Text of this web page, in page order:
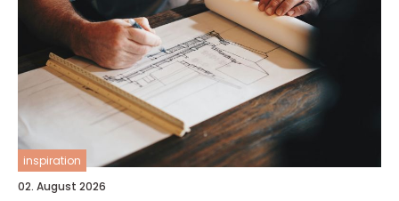
inspiration
02. August 2026